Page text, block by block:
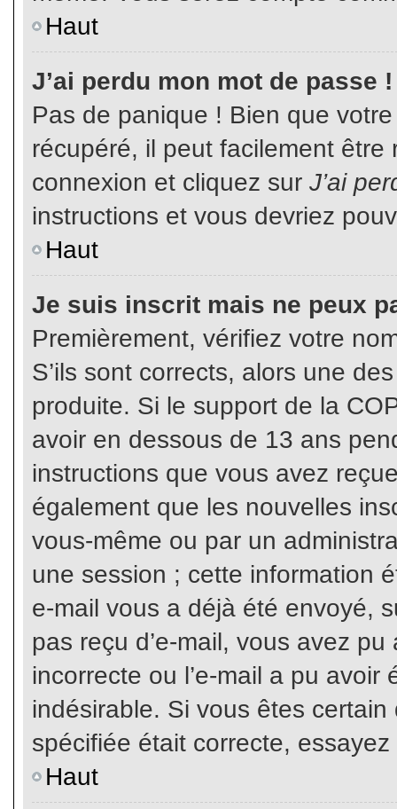
Haut
J’ai perdu mon mot de passe !
Pas de panique ! Bien que
récupéré, il peut facilement
connexion et cliquez sur J’ai
instructions et vous devriez
Haut
Je suis inscrit mais ne peux
Premièrement, vérifiez votre
S’ils sont corrects, alors une
produite. Si le support de la
avoir en dessous de 13 ans
instructions que vous avez
également que les nouvelles
vous-même ou par un
une session ; cette information
e-mail vous a déjà été envoyé,
pas reçu d’e-mail, vous avez
incorrecte ou l’e-mail a pu
indésirable. Si vous êtes
spécifiée était correcte,
Haut